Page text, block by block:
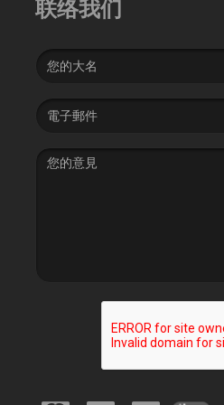
联络我们
Name
Email
address
Message